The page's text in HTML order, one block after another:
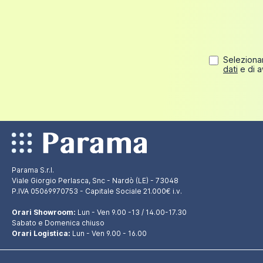
dati e di
Parama S.r.l.
Viale Giorgio Perlasca, Snc - Nardò (LE) - 73048
P.IVA 05069970753 - Capitale Sociale 21.000€ i.v.
Orari Showroom: Lun - Ven 9.00 -13 / 14.00-17.30
Sabato e Domenica chiuso
Orari Logistica: Lun - Ven 9.00 - 16.00